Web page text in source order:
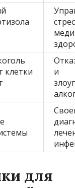
клетки
и
для